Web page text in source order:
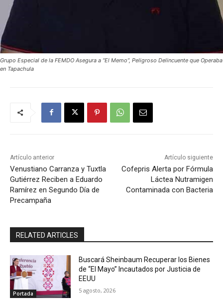
Grupo Especial de la FEMDO Asegura a “El Memo”, Peligroso Delincuente que Operaba
en Tapachula
Artículo anterior
Venustiano Carranza y Tuxtla
Gutiérrez Reciben a Eduardo
Ramírez en Segundo Día de
Precampaña
Artículo siguiente
Cofepris Alerta por Fórmula
Láctea Nutramigen
Contaminada con Bacteria
RELATED ARTICLES
Portada
Buscará Sheinbaum Recuperar los Bienes
de “El Mayo” Incautados por Justicia de
EEUU
5 agosto, 2026